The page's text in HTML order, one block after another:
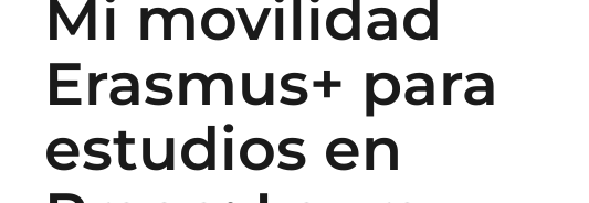
Mi movilidad
Erasmus+ para
estudios en